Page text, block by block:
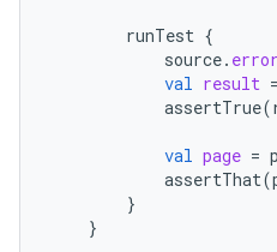
runTest {
source.
val result =
assertTrue(
val page =
assertThat(
}
}